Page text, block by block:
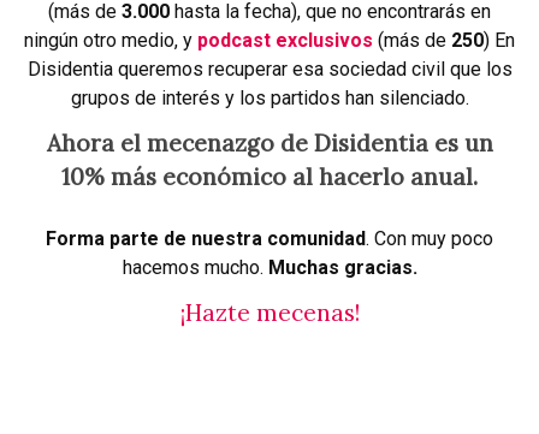
(más de 3.000 hasta la fecha), que no encontrarás en
ningún otro medio, y podcast exclusivos (más de 250) En
Disidentia queremos recuperar esa sociedad civil que los
grupos de interés y los partidos han silenciado.
Ahora el mecenazgo de Disidentia es un
10% más económico al hacerlo anual.
Forma parte de nuestra comunidad. Con muy poco
hacemos mucho. Muchas gracias.
¡Hazte mecenas!